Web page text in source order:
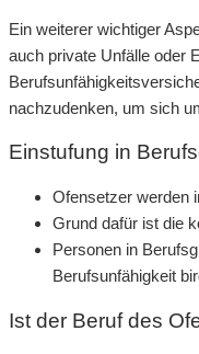
Ein weiterer wichtiger
auch private Unfälle oder
nachzudenken, um sich
Einstufung in
Ofensetzer werden
Grund dafür ist die
Personen in
Berufsunfähigkeit
Ist der Beruf des